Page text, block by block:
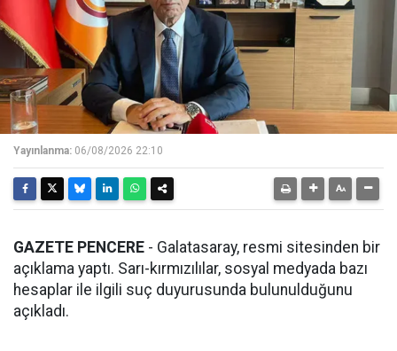
Yayınlanma: 06/08/2026 22:10
GAZETE PENCERE - Galatasaray, resmi sitesinden bir
açıklama yaptı. Sarı-kırmızılılar, sosyal medyada bazı
hesaplar ile ilgili suç duyurusunda bulunulduğunu
açıkladı.